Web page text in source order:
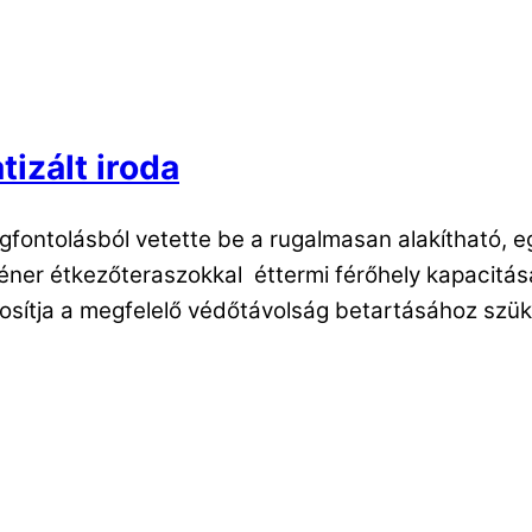
iroda
vetette be a rugalmasan alakítható,
étkezőteraszokkal éttermi férőhely
a megfelelő védőtávolság betartásához